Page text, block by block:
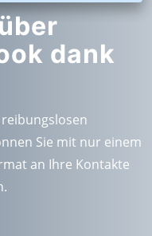
dank
Sie mit nur einem
an Ihre Kontakte